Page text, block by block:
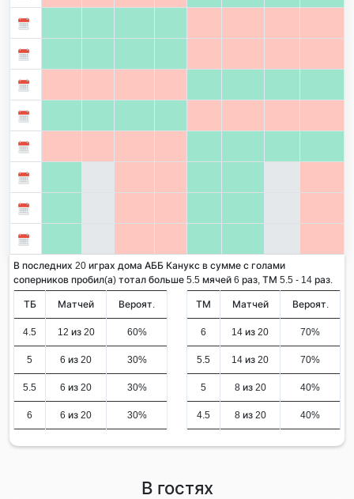
В последних 20 играх дома АББ Канукс в сумме с голами
соперников пробил(а) тотал больше 5.5 мячей 6 раз, ТМ 5.5 - 14 раз.
ТБ Матчей Вероят.
4.5 12 из 20 60%
5 6 из 20 30%
5.5 6 из 20 30%
6 6 из 20 30%
ТМ Матчей Вероят.
6 14 из 20 70%
5.5 14 из 20 70%
5 8 из 20 40%
4.5 8 из 20 40%
В гостях